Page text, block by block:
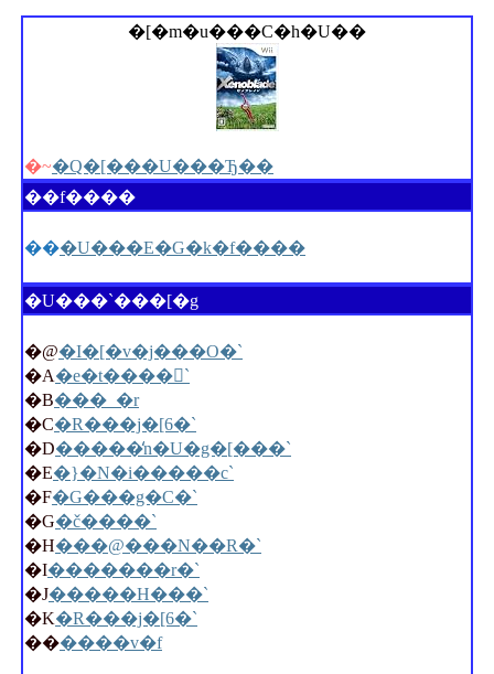
�[�m�u���C�h�U��
�~�Q�[���U���Ђ��
��f����
���U���E�G�k�f����
�U���`���[�g
�@�I�[�v�j���O�`
�A�e�t����󓴁`
�B���_�r
�C�R���j�[6�`
�D�����̒n�U�g�[���`
�E�}�N�i�����с`
�F�G���g�C�`
�G�č����`
�H���@���N��R�`
�I�������r�`
�J�����H���`
�K�R���j�[6�`
������v�f